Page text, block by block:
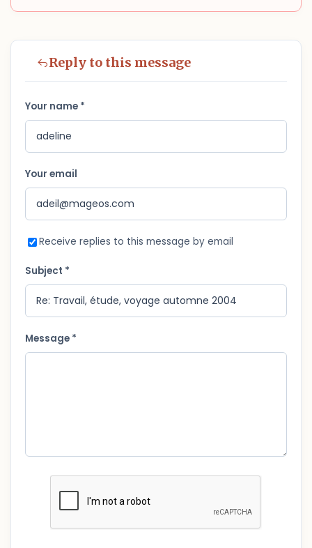
Reply to this message
Your name *
Your email
Receive replies to this message by email
Subject *
Message *